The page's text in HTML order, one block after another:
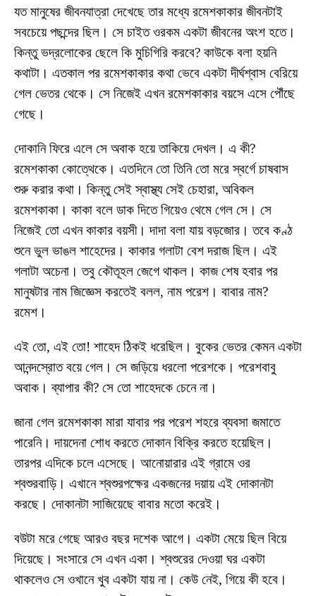
যত মানুষের জীবনযাত্রা দেখেছে তার মধ্যে রমেশকাকার জীবনটাই
সবচেয়ে পছন্দের ছিল। সে চাইত ওরকম একটা জীবনের অংশ হতে।
কিন্তু ভদ্রলোকের ছেলে কি মুচিগিরি করবে? কাউকে বলা হয়নি
কথাটা। এতকাল পর রমেশকাকার কথা ভেবে একটা দীর্ঘশ্বাস বেরিয়ে
গেল ভেতর থেকে। সে নিজেই এখন রমেশকাকার বয়সে এসে পৌঁছে
গেছে।
দোকানি ফিরে এলে সে অবাক হয়ে তাকিয়ে দেখল। এ কী?
রমেশকাকা কোত্থেকে। এতদিনে তো তিনি তো মরে স্বর্গে চাষবাস
শুরু করার কথা। কিন্তু সেই স্বাস্থ্য সেই চেহারা, অবিকল
রমেশকাকা। কাকা বলে ডাক দিতে গিয়েও থেমে গেল সে। সে
নিজেই তো এখন কাকার বয়সী। দাদা বলা যায় বড়জোর। তবে কণ্ঠ
শুনে ভুল ভাঙল শাহেদের। কাকার গলাটা বেশ দরাজ ছিল। এই
গলাটা অচেনা। তবু কৌতূহল জেগে থাকল। কাজ শেষ হবার পর
মানুষটার নাম জিজ্ঞেস করতেই বলল, নাম পরেশ। বাবার নাম?
রমেশ।
এই তো, এই তো! শাহেদ ঠিকই ধরেছিল। বুকের ভেতর কেমন একটা
আনন্দস্রোত বয়ে গেল। সে জড়িয়ে ধরলো পরেশকে। পরেশবাবু
অবাক। ব্যাপার কী? সে তো শাহেদকে চেনে না।
জানা গেল রমেশকাকা মারা যাবার পর পরেশ শহরে ব্যবসা জমাতে
পারেনি। দায়দেনা শোধ করতে দোকান বিক্রি করতে হয়েছিল।
তারপর এদিকে চলে এসেছে। আনোয়ারার এই গ্রামে ওর
শ্বশুরবাড়ি। এখানে শ্বশুরপক্ষের একজনের দয়ায় এই দোকানটা
করছে। দোকানটা সাজিয়েছে বাবার মতো করেই।
বউটা মরে গেছে আরও বছর দশেক আগে। একটা মেয়ে ছিল বিয়ে
দিয়েছে। সংসারে সে এখন একা। শ্বশুরের দেওয়া ঘর একটা
থাকলেও সে ওখানে খুব একটা যায় না। কেউ নেই, গিয়ে কী হবে।